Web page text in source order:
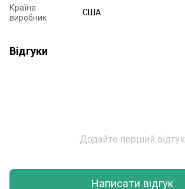
Країна
виробник
США
Відгуки
Додайте перший відгук
Написати відгук